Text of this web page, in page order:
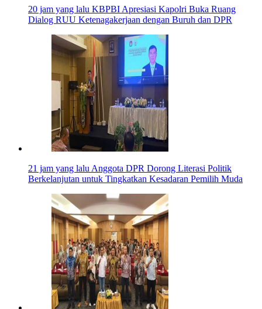
20 jam yang lalu KBPBI Apresiasi Kapolri Buka Ruang
Dialog RUU Ketenagakerjaan dengan Buruh dan DPR
21 jam yang lalu Anggota DPR Dorong Literasi Politik
Berkelanjutan untuk Tingkatkan Kesadaran Pemilih Muda